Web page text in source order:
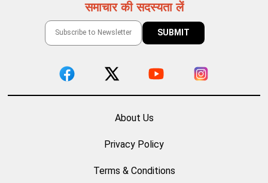
समाचार की सदस्यता लें
About Us
Privacy Policy
Terms & Conditions